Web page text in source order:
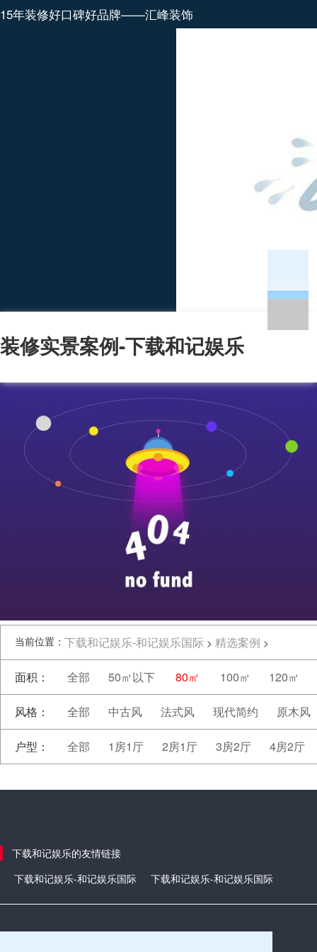
15年装修好口碑好品牌——汇峰装饰
装修实景案例-下载和记娱乐
当前位置： 下载和记娱乐-和记娱乐国际 > 精选案例 >
面积： 全部 50㎡以下 80㎡ 100㎡ 120㎡
风格： 全部 中古风 法式风 现代简约 原木风
户型： 全部 1房1厅 2房1厅 3房2厅 4房2厅
下载和记娱乐的友情链接
下载和记娱乐-和记娱乐国际
下载和记娱乐-和记娱乐国际